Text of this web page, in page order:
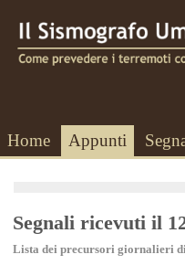
Home Appunti
Segnali ricevuti il
Lista dei precursori giornalieri